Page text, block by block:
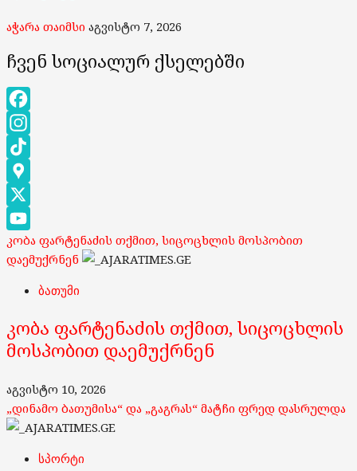
აჭარა თაიმსი აგვისტო 7, 2026
ჩვენ სოციალურ ქსელებში
Facebook
Instagram
TikTok
Google
Maps
X
YouTube
Channel
კობა ფარტენაძის თქმით, სიცოცხლის მოსპობით
დაემუქრნენ
ბათუმი
კობა ფარტენაძის თქმით, სიცოცხლის
მოსპობით დაემუქრნენ
აგვისტო 10, 2026
„დინამო ბათუმისა“ და „გაგრას“ მატჩი ფრედ დასრულდა
სპორტი